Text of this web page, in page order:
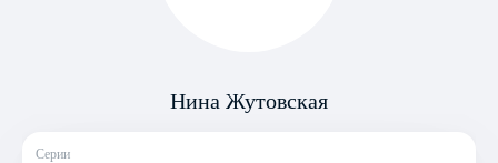
Нина Жутовская
Серии